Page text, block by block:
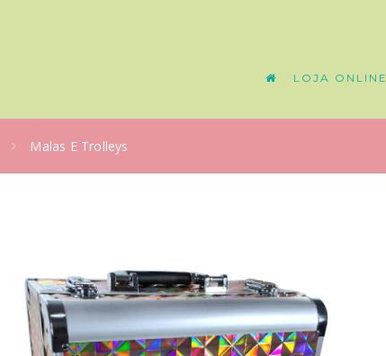
LOJA ONLINE
Malas E Trolleys